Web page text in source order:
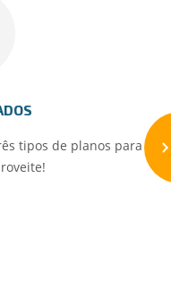
tipos de planos para